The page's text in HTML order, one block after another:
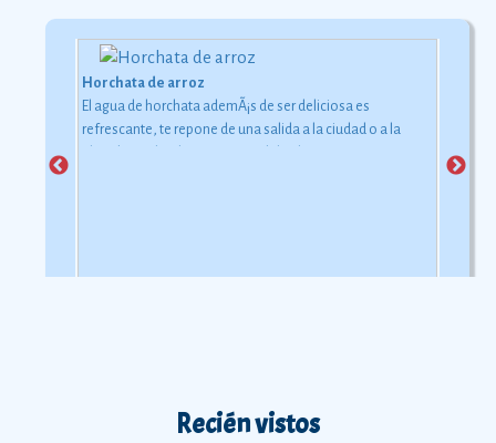
Horchata de arroz
El agua de horchata ademÃ¡s de ser deliciosa es
refrescante, te repone de una salida a la ciudad o a la
Recién vistos